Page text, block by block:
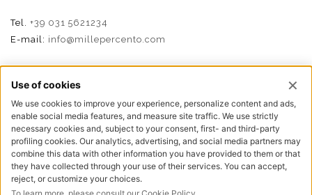
Tel. +39 031 5621234
E-mail: info@millepercento.com
SEGUICI